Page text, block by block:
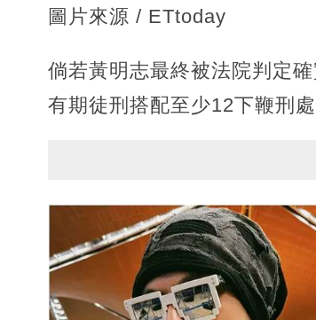
圖片來源 / ETtoday
倘若黃明志最終被法院判定
有期徒刑搭配至少12下鞭刑